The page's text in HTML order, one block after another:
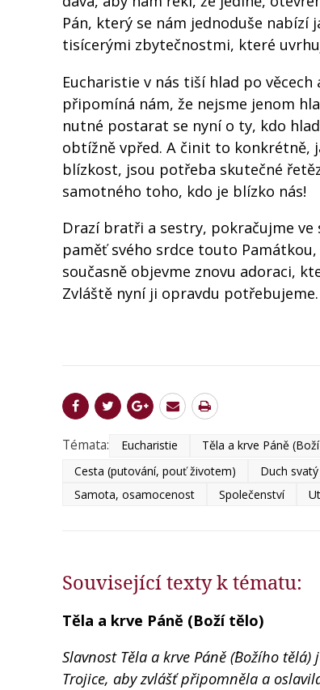
Pán, který se nám jednoduše nabízí
tisícerými zbytečnostmi, které
Eucharistie v nás tiší hlad po
připomíná nám, že nejsme jenom
nutné postarat se nyní o ty, kdo
obtížně vpřed. A činit to konkrétně,
blízkost, jsou potřeba skutečné
samotného toho, kdo je blízko nás!
Drazí bratři a sestry, pokračujme
paměť svého srdce touto
současně objevme znovu adoraci,
Zvláště nyní ji opravdu potřebujeme.
Témata: Eucharistie Těla a krve Páně
Cesta (putování, pouť životem)
Duch svatý
Samota, osamocenost
Společenství
Související texty k tématu:
Těla a krve Páně (Boží tělo)
Slavnost Těla a krve Páně (´Božího
Trojice, aby zvlášť připomněla a